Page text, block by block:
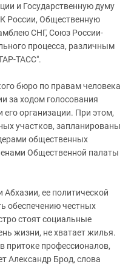
и Государственную думу
России, Общественную
СНГ, Союз России-
процесса, различным
ТАСС".
бюро по правам человека
за ходом голосования
его организации. При этом,
участков, запланированы
общественных
Общественной палаты
ее политической
обеспечению честных
стоят социальные
жизни, не хватает жилья.
притоке профессионалов,
Александр Брод, слова